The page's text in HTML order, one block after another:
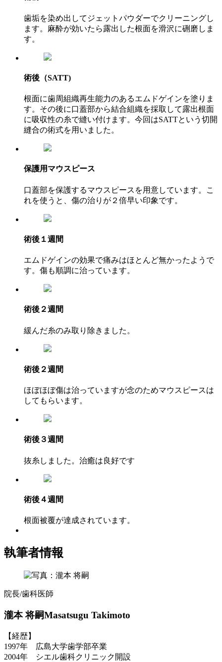
歯垢を染め出してジェットパウダーでクリーニングし
ます。麻酔が効いたら露出した根面を滑沢に硎磨しま
す。
術後（SATT)
根面に歯周組織再生能力のあるエムドゲインを塗りま
す。その後に口蓋部から結合組織を採取して露出根面
に吸収性の糸で縫い付けます。今回はSATTという切開
縫合の術式を用いました。
保護用マウスピース
口蓋部を保護するマウスピースを用意しています。こ
れを使うと、傷の治りが２倍早い印象です。
術後１週間
エムドゲインの効果で痛みはほとんど無かったようで
す。傷も順調に治っています。
術後２週間
緩んだ糸のみ取り除きました。
術後２週間
ほぼほぼ傷は治っていますが念のためマウスピースは
してもらいます。
術後３週間
抜糸しました。治癒は良好です
術後４週間
根面被覆が達成されています。
執筆者情報
院長/歯科医師
瀧本 将嗣Masatsugu Takimoto
【経歴】
1997年 広島大学歯学部卒業
2004年 シエル歯科クリニック開設